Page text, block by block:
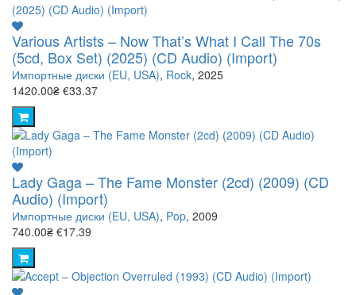
Various Artists – Now That’s What I Call The 70s
(5cd, Box Set) (2025) (CD Audio) (Import)
Импортные диски (EU, USA), Rock, 2025
1420.00₴ €33.37
Lady Gaga – The Fame Monster (2cd) (2009) (CD
Audio) (Import)
Импортные диски (EU, USA), Pop, 2009
740.00₴ €17.39